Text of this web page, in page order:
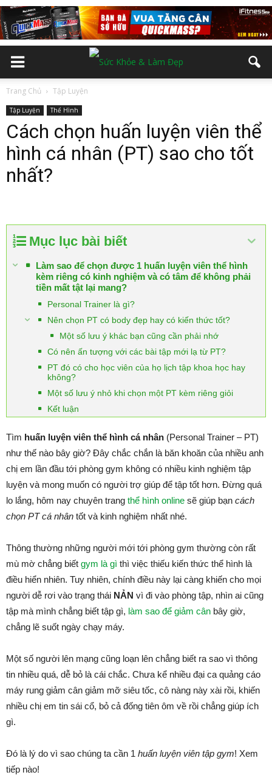
Trang Chủ Tập Luyện
Tập Luyện Thể Hình
Cách chọn huấn luyện viên thể
hình cá nhân (PT) sao cho tốt
nhất?
Mục lục bài biết
Làm sao để chọn được 1 huấn luyện viên thể hình
kèm riêng có kinh nghiệm và có tâm để không phải
tiền mất tật lại mang?
Personal Trainer là gì?
Nên chọn PT có body đẹp hay có kiến thức tốt?
Một số lưu ý khác bạn cũng cần phải nhớ
Có nên ấn tượng với các bài tập mới lạ từ PT?
PT đó có cho học viên của họ lịch tập khoa học hay
không?
Một số lưu ý nhỏ khi chọn một PT kèm riêng giỏi
Kết luận
Tìm huấn luyện viên thể hình cá nhân (Personal Trainer – PT)
như thế nào bây giờ? Đây chắc chắn là băn khoăn của nhiều anh
chị em lần đầu tới phòng gym không có nhiều kinh nghiệm tập
luyện và mong muốn có người trợ giúp để tập tốt hơn. Đừng quá
lo lắng, hôm nay chuyên trang thể hình online sẽ giúp bạn cách
chọn PT cá nhân tốt và kinh nghiệm nhất nhé.
Thông thường những người mới tới phòng gym thường còn rất
mù mờ chẳng biết gym là gì thì việc thiếu kiến thức thể hình là
điều hiển nhiên. Tuy nhiên, chính điều này lại càng khiến cho mọi
người dễ rơi vào trạng thái NẢN vì đi vào phòng tập, nhìn ai cũng
tập mà mình chẳng biết tập gì, làm sao để giảm cân bây giờ,
chẳng lẽ suốt ngày chạy máy.
Một số người lên mạng cũng loạn lên chẳng biết ra sao vì thông
tin nhiều quá, dễ bỏ là cái chắc. Chưa kể nhiều đại ca quảng cáo
máy rung giảm cân giảm mỡ siêu tốc, cô nàng này xài rồi, khiến
nhiều chị em tin sái cổ, bỏ cả đống tiên ôm về rồi chẳng giúp ích
gì.
Đó là lý do vì sao chúng ta cần 1 huấn luyện viên tập gym! Xem
tiếp nào!